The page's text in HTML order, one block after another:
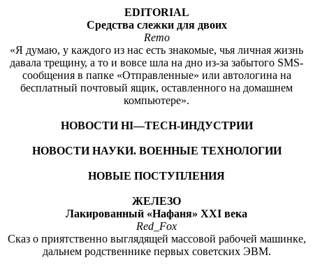
EDITORIAL
Средства слежки для двоих
Remo
«Я думаю, у каждого из нас есть знакомые, чья личная жизнь
давала трещину, а то и вовсе шла на дно из-за забытого SMS-
сообщения в папке «Отправленные» или автологина на
бесплатный почтовый ящик, оставленного на домашнем
компьютере».
НОВОСТИHI—TECH-ИНДУСТРИИ
НОВОСТИ НАУКИ. ВОЕННЫЕ ТЕХНОЛОГИИ
НОВЫЕ ПОСТУПЛЕНИЯ
ЖЕЛЕЗО
Лакированный «Нафаня» XXI века
Red Fox
Сказ о приятственно выглядящей массовой рабочей машинке,
дальнем родственнике первых советских ЭВМ.